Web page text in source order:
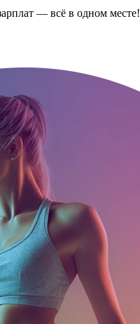
— всё в одном месте!